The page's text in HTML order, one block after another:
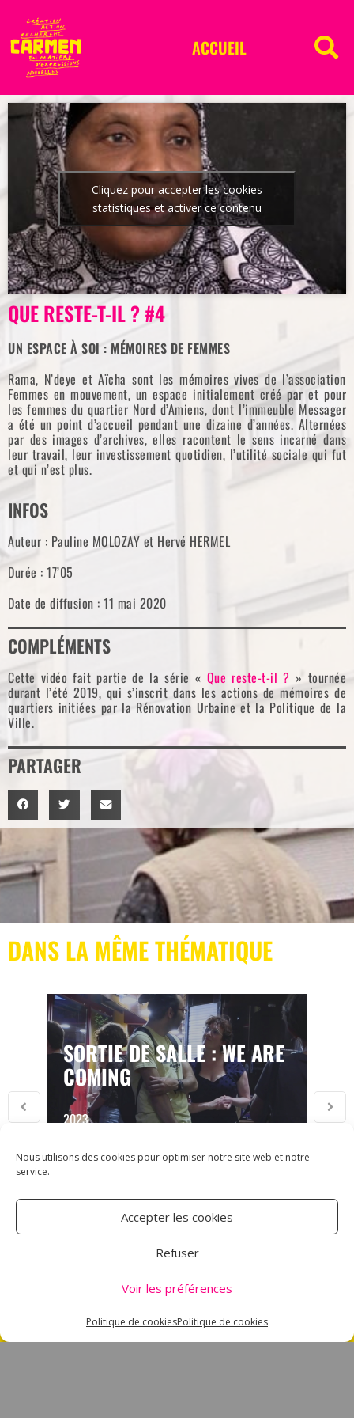
Nous utilisons des cookies pour optimiser notre site web et notre
service.
Accepter les cookies
Refuser
Voir les préférences
Politique de cookiesPolitique de cookies
ACCUEIL
Cliquez pour accepter les cookies
statistiques et activer ce contenu
QUE RESTE-T-IL ? #4
UN ESPACE À SOI : MÉMOIRES DE FEMMES
Rama, N’deye et Aïcha sont les mémoires vives de l’association
Femmes en mouvement, un espace initialement créé par et pour
les femmes du quartier Nord d’Amiens, dont l’immeuble Messager
a été un point d’accueil pendant une dizaine d’années. Alternées
par des images d’archives, elles racontent le sens incarné dans
leur travail, leur investissement quotidien, l’utilité sociale qui fut
et qui n’est plus.
INFOS
Auteur : Pauline MOLOZAY et Hervé HERMEL
Durée : 17’05
Date de diffusion : 11 mai 2020
COMPLÉMENTS
Cette vidéo fait partie de la série « Que reste-t-il ? » tournée
durant l’été 2019, qui s’inscrit dans les actions de mémoires de
quartiers initiées par la Rénovation Urbaine et la Politique de la
Ville.
PARTAGER
DANS LA MÊME THÉMATIQUE
SORTIE DE SALLE : WE ARE
COMING
2023
ASSOCIATION CARMEN
80000 AMIENS
TÉL : 03 60 12 34 10
CARMEN@CANALNORD.ORG